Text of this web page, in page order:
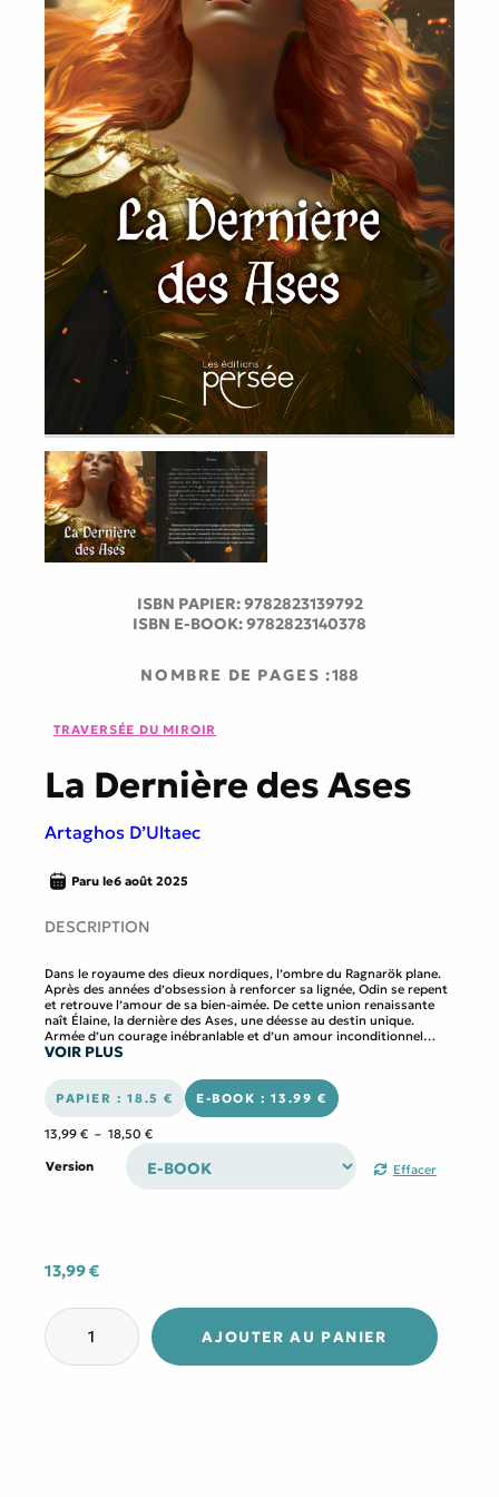
ISBN PAPIER:9782823139792
ISBN E-BOOK:9782823140378
NOMBRE DE PAGES :188
TRAVERSÉE DU MIROIR
La Dernière des Ases
Artaghos D’Ultaec
Paru le6 août 2025
DESCRIPTION
Dans le royaume des dieux nordiques, l’ombre du Ragnarök plane.
Après des années d’obsession à renforcer sa lignée, Odin se repent
et retrouve l’amour de sa bien-aimée. De cette union renaissante
naît Élaine, la dernière des Ases, une déesse au destin unique.
Armée d’un courage inébranlable et d’un amour inconditionnel
pour sa famille, Élaine se dresse contre le sort funeste qui menace
sagas nordiques et souffle épique, ce roman revisite la mythologie
scandinave avec respect et audace. Une aventure captivante où les
dieux eux-mêmes luttent contre l’inéluctable…
VOIR PLUS
PAPIER : 18.5 € E-BOOK : 13.99 €
13,99 € – 18,50 €Plage
prix :
13,99 €
Version Effacer
13,99€
quantité
de
La
Dernière
AJOUTER AU PANIER